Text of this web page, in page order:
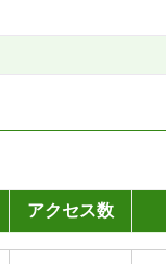
アクセス数